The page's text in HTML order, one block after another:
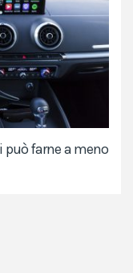
può farne a meno